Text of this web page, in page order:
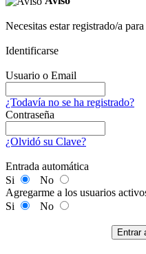
Necesitas estar registrado/a
Identificarse
Usuario o Email
¿Todavía no se ha registrado?
Contraseña
¿Olvidó su Clave?
Entrada automática
Si
No
Agregarme a los usuarios
Si
No
Entrar